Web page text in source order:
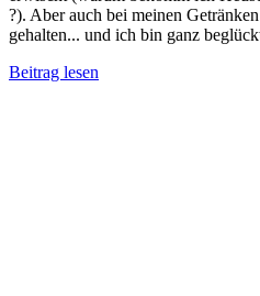
?). Aber auch bei meinen
gehalten... und ich bin ganz
Beitrag lesen